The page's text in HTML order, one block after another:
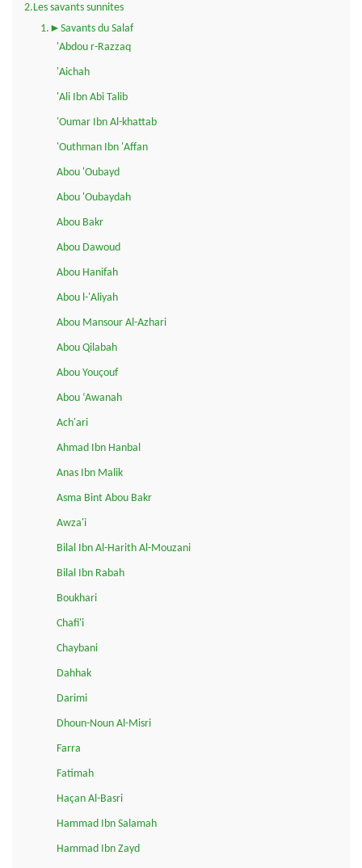
2.Les savants sunnites
1.►Savants du Salaf
'Abdou r-Razzaq
'Aichah
'Ali Ibn Abi Talib
'Oumar Ibn Al-khattab
'Outhman Ibn 'Affan
Abou 'Oubayd
Abou 'Oubaydah
Abou Bakr
Abou Dawoud
Abou Hanifah
Abou l-'Aliyah
Abou Mansour Al-Azhari
Abou Qilabah
Abou Youçouf
Abou ‘Awanah
Ach'ari
Ahmad Ibn Hanbal
Anas Ibn Malik
Asma Bint Abou Bakr
Awza'i
Bilal Ibn Al-Harith Al-Mouzani
Bilal Ibn Rabah
Boukhari
Chafi'i
Chaybani
Dahhak
Darimi
Dhoun-Noun Al-Misri
Farra
Fatimah
Haçan Al-Basri
Hammad Ibn Salamah
Hammad Ibn Zayd